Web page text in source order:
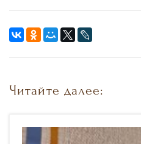
Читайте далее: